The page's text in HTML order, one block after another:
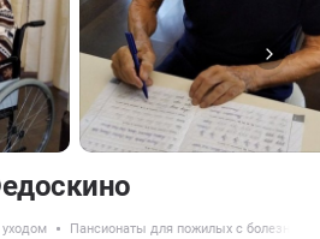
Пансионаты для пожилых с болезнью